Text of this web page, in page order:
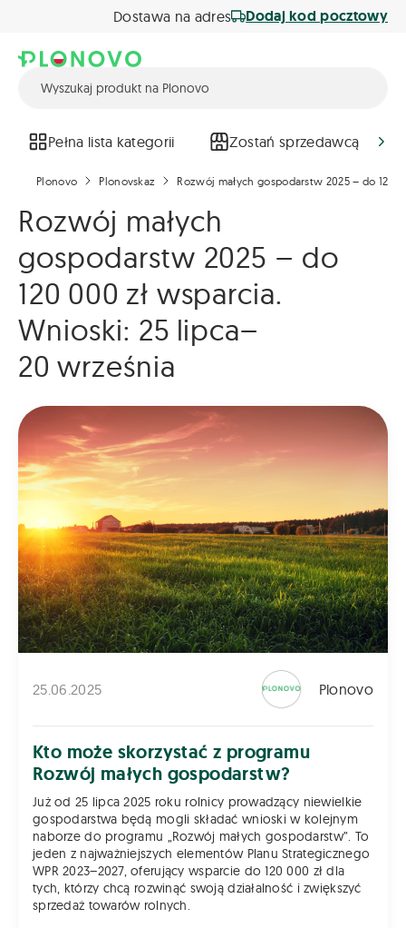
Dostawa na adres Dodaj kod pocztowy
Pełna lista kategorii Zostań sprzedawcą
Plonovo Plonovskaz Rozwój małych gospodarstw 2025 – do 120
Rozwój małych
gospodarstw 2025 – do
120 000 zł wsparcia.
Wnioski: 25 lipca–
20 września
25.06.2025 Plonovo
Kto może skorzystać z programu
Rozwój małych gospodarstw?
Już od 25 lipca 2025 roku rolnicy prowadzący niewielkie
gospodarstwa będą mogli składać wnioski w kolejnym
naborze do programu „Rozwój małych gospodarstw”. To
jeden z najważniejszych elementów Planu Strategicznego
WPR 2023–2027, oferujący wsparcie do 120 000 zł dla
tych, którzy chcą rozwinąć swoją działalność i zwiększyć
sprzedaż towarów rolnych.